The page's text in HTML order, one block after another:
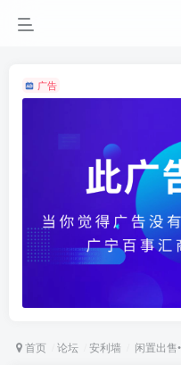
广告
首页 论坛 安利墙 闲置出售